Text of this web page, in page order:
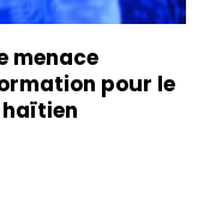
menace
pour le